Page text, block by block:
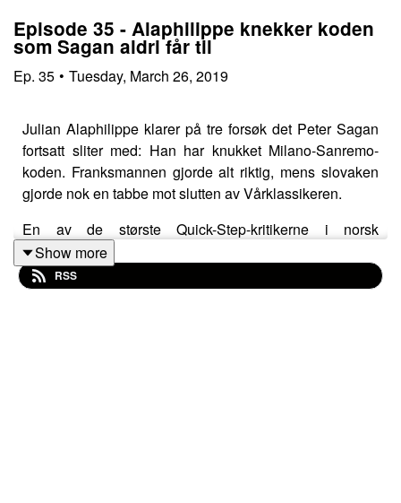
Episode 35 - Alaphilippe knekker koden
som Sagan aldri får til
Ep. 35 • Tuesday, March 26, 2019
Julian Alaphilippe klarer på tre forsøk det Peter Sagan
fortsatt sliter med: Han har knukket Milano-Sanremo-
koden. Franksmannen gjorde alt riktig, mens slovaken
gjorde nok en tabbe mot slutten av Vårklassikeren.
En av de største Quick-Step-kritikerne i norsk
sykkelpresse kommer på overraskelsesbesøk. Det er
også første gang en tidligere vinner av Lanterne Rouge
er innom. Ukens røde lanterne deles ut til noe
Show more
RSS